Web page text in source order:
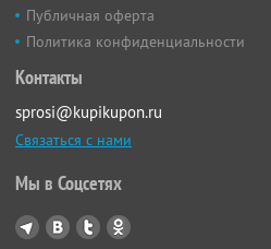
Публичная оферта
Политика конфиденциальности
Контакты
sprosi@kupikupon.ru
Связаться с нами
Мы в Соцсетях